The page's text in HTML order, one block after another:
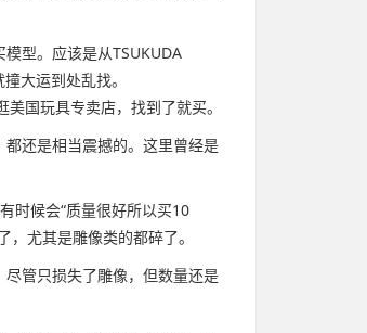
型。应该是从TSUKUDA
大运到处乱找。
国玩具专卖店，找到了就买。
还是相当震撼的。这里曾经是
时候会“质量很好所以买10
尤其是雕像类的都碎了。
管只损失了雕像，但数量还是